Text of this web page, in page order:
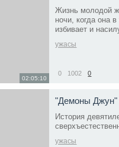
02:05:10
Жизнь молодой
ночи, когда она
избивает и
ужасы
0 1002 0
"Демоны Джун"
История
ужасы